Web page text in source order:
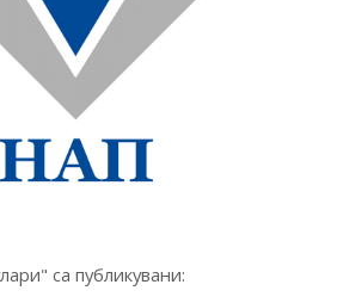
са публикувани: